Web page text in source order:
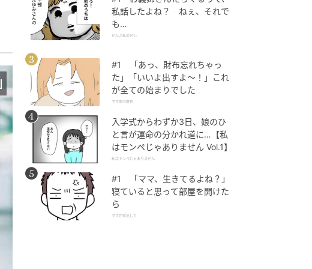
私話したよね？ ねぇ、それで
も…
ぜんぶ私のせい
#1 「あっ、財布忘れちゃっ
た」「いいよ出すよ〜！」これ
が全ての始まりでした
ママ友の財布
入学式からわずか3日、娘のひ
と言が運命の分かれ道に…【私
はモンペじゃありません Vol.1】
私はモンペじゃありません
#1 「ママ、生きてるよね？」
寝ていると思って部屋を開けた
ら
ママが家出した